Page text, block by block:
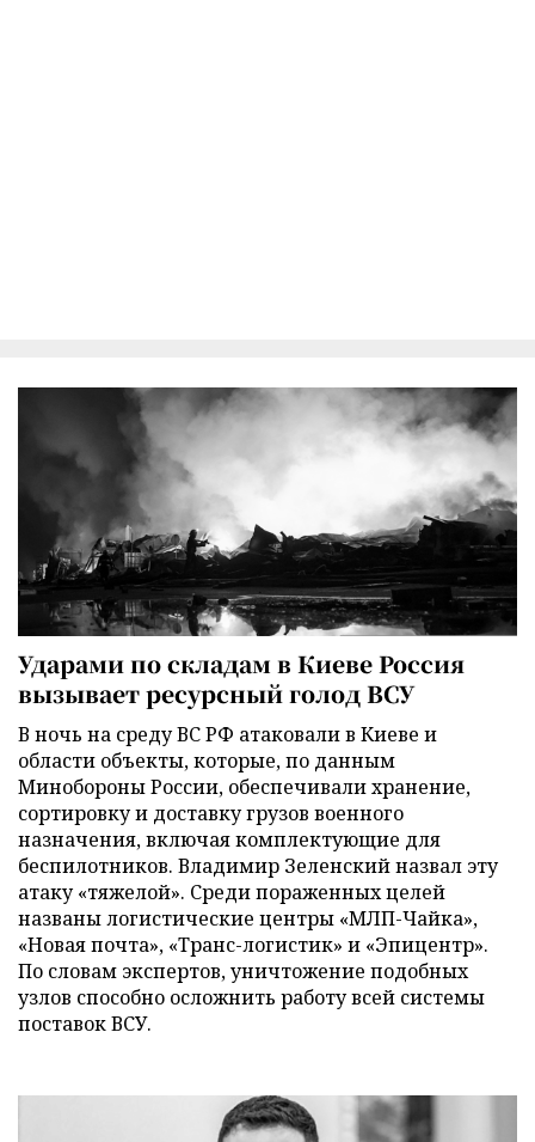
Ударами по складам в Киеве Россия
вызывает ресурсный голод ВСУ
В ночь на среду ВС РФ атаковали в Киеве и
области объекты, которые, по данным
Минобороны России, обеспечивали хранение,
сортировку и доставку грузов военного
назначения, включая комплектующие для
беспилотников. Владимир Зеленский назвал эту
атаку «тяжелой». Среди пораженных целей
названы логистические центры «МЛП-Чайка»,
«Новая почта», «Транс-логистик» и «Эпицентр».
По словам экспертов, уничтожение подобных
узлов способно осложнить работу всей системы
поставок ВСУ.